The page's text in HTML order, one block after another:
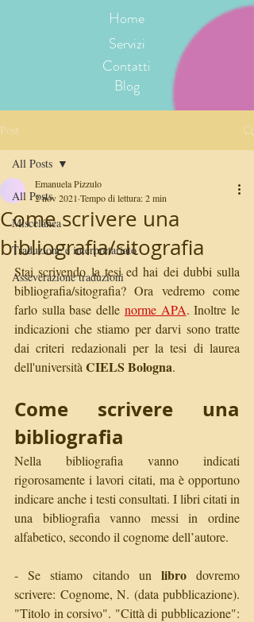
Home
Servizi
Contatti
Blog
Post
All Posts
Miscelánea
Traduzione e interpretariato
Asseverazione traduzioni
All Posts
Come scrivere una
bibliografia/sitografia
Emanuela Pizzulo
2 nov 2021 Tempo di lettura: 2 min
Stai scrivendo la tesi ed hai dei dubbi sulla
bibliografia/sitografia? Ora vedremo come
farlo sulla base delle norme APA. Inoltre le
indicazioni che stiamo per darvi sono tratte
dai criteri redazionali per la tesi di laurea
dell'università CIELS Bologna.
Come scrivere una
bibliografia
Nella bibliografia vanno indicati
rigorosamente i lavori citati, ma è opportuno
indicare anche i testi consultati. I libri citati in
una bibliografia vanno messi in ordine
alfabetico, secondo il cognome dell’autore.
- Se stiamo citando un libro dovremo
scrivere: Cognome, N. (data pubblicazione).
"Titolo in corsivo". "Città di pubblicazione":